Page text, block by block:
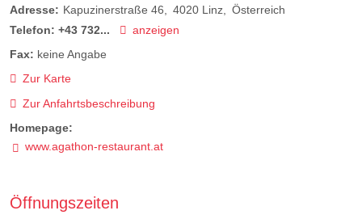
Adresse: Kapuzinerstraße 46 4020 Linz
Österreich
Telefon: +43 732...
anzeigen
Fax: keine Angabe
Zur Karte
Zur Anfahrtsbeschreibung
Homepage:
www.agathon-restaurant.at
Öffnungszeiten